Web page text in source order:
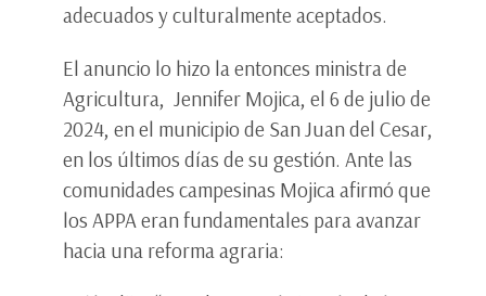
adecuados y culturalmente aceptados.
El anuncio lo hizo la entonces ministra de
Agricultura, Jennifer Mojica, el 6 de julio de
2024, en el municipio de San Juan del Cesar,
en los últimos días de su gestión. Ante las
comunidades campesinas Mojica afirmó que
los APPA eran fundamentales para avanzar
hacia una reforma agraria: